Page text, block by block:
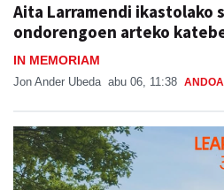
Aita Larramendi ikastolako
ondorengoen arteko
IN MEMORIAM
Jon Ander Ubeda abu 06, 11:38